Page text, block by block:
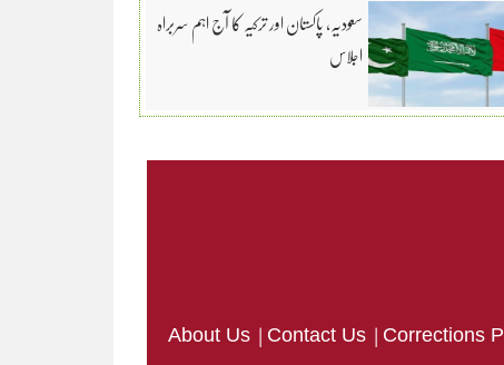
سعودیہ، پاکستان اور ترکیہ کا آج اہم سربراہ
اجلاس
About Us | Contact Us | Corrections